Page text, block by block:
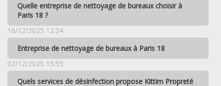
Quelle entreprise de nettoyage de bureaux choisir à
Paris 18 ?
16/12/2025 12:34
Entreprise de nettoyage de bureaux à Paris 18
02/12/2025 15:55
Quels services de désinfection propose Kittim Propreté